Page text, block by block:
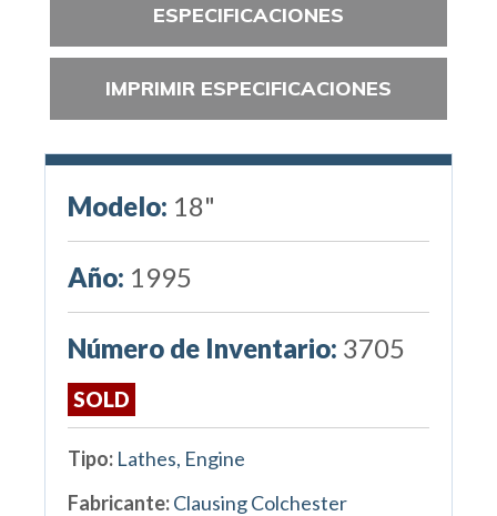
ESPECIFICACIONES
IMPRIMIR ESPECIFICACIONES
Modelo: 18"
Año: 1995
Número de Inventario: 3705
SOLD
Tipo: Lathes, Engine
Fabricante:Clausing Colchester